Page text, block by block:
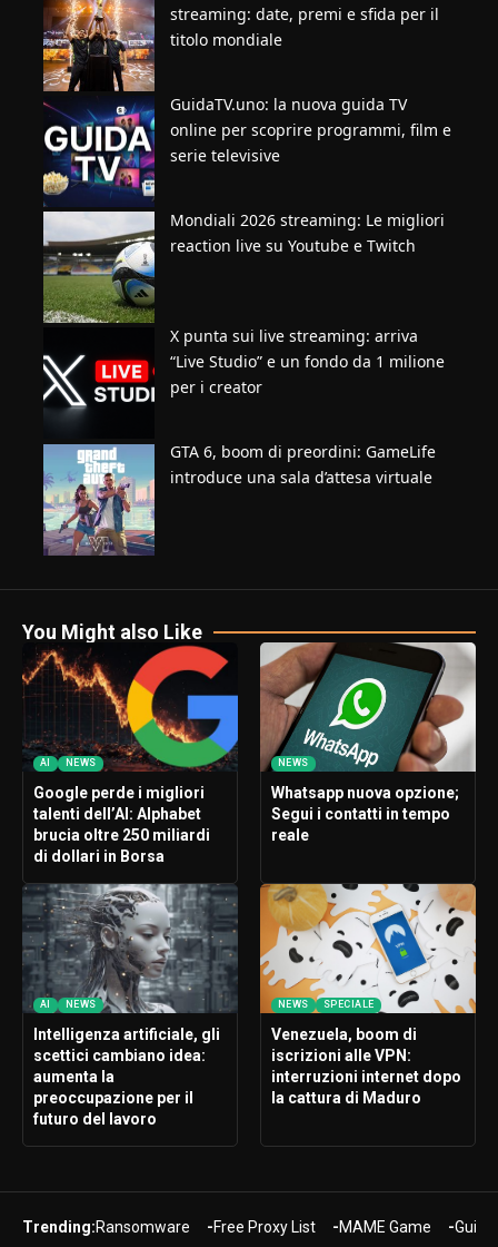
streaming: date, premi e sfida per il
titolo mondiale
GuidaTV.uno: la nuova guida TV
online per scoprire programmi, film e
serie televisive
Mondiali 2026 streaming: Le migliori
reaction live su Youtube e Twitch
X punta sui live streaming: arriva
“Live Studio” e un fondo da 1 milione
per i creator
GTA 6, boom di preordini: GameLife
introduce una sala d’attesa virtuale
You Might also Like
AI NEWS
Google perde i migliori
talenti dell’AI: Alphabet
brucia oltre 250 miliardi
di dollari in Borsa
NEWS
Whatsapp nuova opzione;
Segui i contatti in tempo
reale
AI NEWS
Intelligenza artificiale, gli
scettici cambiano idea:
aumenta la
preoccupazione per il
futuro del lavoro
NEWS SPECIALE
Venezuela, boom di
iscrizioni alle VPN:
interruzioni internet dopo
la cattura di Maduro
Trending:Ransomware Free Proxy List MAME Game Guide